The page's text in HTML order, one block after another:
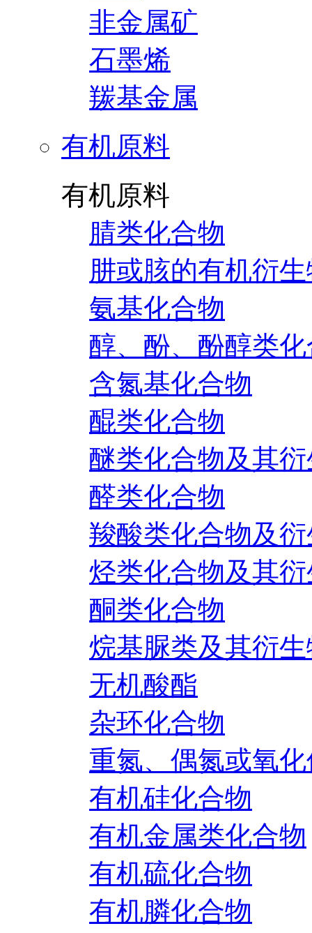
非金属矿
石墨烯
羰基金属
有机原料
有机原料
腈类化合物
肼或胲的有机衍
氨基化合物
醇、酚、酚醇类
含氮基化合物
醌类化合物
醚类化合物及其
醛类化合物
羧酸类化合物及
烃类化合物及其
酮类化合物
烷基脲类及其衍
无机酸酯
杂环化合物
重氮、偶氮或氧
有机硅化合物
有机金属类化合物
有机硫化合物
有机膦化合物